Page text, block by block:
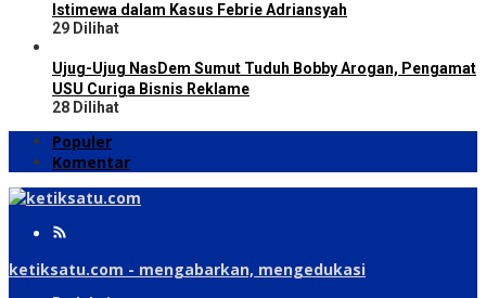
Istimewa dalam Kasus Febrie Adriansyah
29 Dilihat
Ujug-Ujug NasDem Sumut Tuduh Bobby Arogan, Pengamat
USU Curiga Bisnis Reklame
28 Dilihat
Populer
Komentar
ketiksatu.com - mengabarkan, mengedukasi